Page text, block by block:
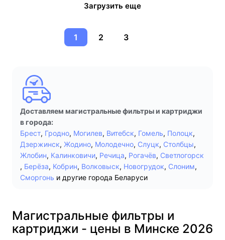
Загрузить еще
1 2 3
Доставляем магистральные фильтры и картриджи
в города:
Брест, Гродно, Могилев, Витебск, Гомель, Полоцк,
Дзержинск, Жодино, Молодечно, Слуцк, Столбцы,
Жлобин, Калинковичи, Речица, Рогачёв, Светлогорск
, Берёза, Кобрин, Волковыск, Новогрудок, Слоним,
Сморгонь и другие города Беларуси
Магистральные фильтры и
картриджи - цены в Минске 2026